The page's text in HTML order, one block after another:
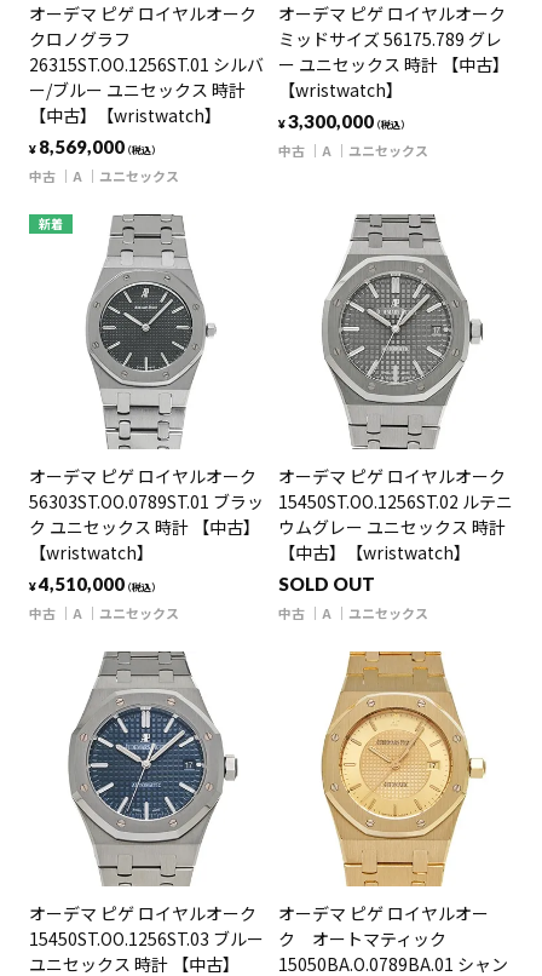
オーデマ ピゲ ロイヤルオーク
クロノグラフ
26315ST.OO.1256ST.01 シルバ
ー/ブルー ユニセックス 時計
【中古】【wristwatch】
¥ 8,569,000（税込）
中古 A ユニセックス
オーデマ ピゲ ロイヤルオーク
ミッドサイズ 56175.789 グレ
ー ユニセックス 時計 【中古】
【wristwatch】
¥3,300,000（税込）
中古 A ユニセックス
新着
オーデマ ピゲ ロイヤルオーク
56303ST.OO.0789ST.01 ブラッ
ク ユニセックス 時計 【中古】
【wristwatch】
¥4,510,000（税込）
中古 A ユニセックス
オーデマ ピゲ ロイヤルオーク
15450ST.OO.1256ST.02 ルテニ
ウムグレー ユニセックス 時計
【中古】【wristwatch】
SOLD OUT
中古 A ユニセックス
オーデマ ピゲ ロイヤルオーク
15450ST.OO.1256ST.03 ブルー
ユニセックス 時計 【中古】
オーデマ ピゲ ロイヤルオー
ク オートマティック
15050BA.O.0789BA.01 シャン